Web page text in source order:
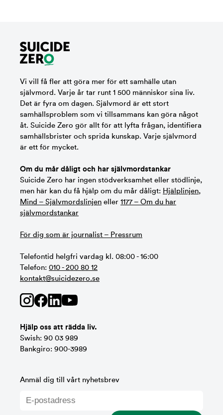
Vi vill få fler att göra mer för ett samhälle utan
självmord. Varje år tar runt 1 500 människor sina liv.
Det är fyra om dagen. Självmord är ett stort
samhällsproblem som vi tillsammans kan göra något
åt. Suicide Zero gör allt för att lyfta frågan, identifiera
samhällsbrister och sprida kunskap. Varje självmord
är ett för mycket.
Om du mår dåligt och har självmordstankar
Suicide Zero har ingen stödverksamhet eller stödlinje,
men här kan du få hjälp om du mår dåligt: Hjälplinjen,
Mind – Självmordslinjen eller 1177 – Om du har
självmordstankar
För dig som är journalist – Pressrum
Telefontid helgfri vardag kl. 08:00 - 16:00
Telefon: 010 - 200 80 12
kontakt@suicidezero.se
Hjälp oss att rädda liv.
Swish: 90 03 989
Bankgiro: 900-3989
Anmäl dig till vårt nyhetsbrev